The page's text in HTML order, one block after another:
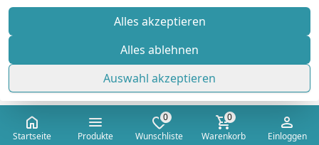
Startseite Produkte
0
Wunschliste
0
Warenkorb
Einloggen
Alles akzeptieren
Alles ablehnen
Auswahl akzeptieren
Kontakt